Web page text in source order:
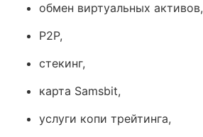
обмен виртуальных активов,
P2Р,
стекинг,
карта Samsbit,
услуги копи трейтинга,